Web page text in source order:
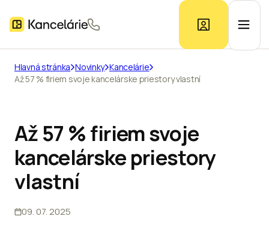
Ponuka kancelárií
Prieskum trhu
Kontakt
Hlavná stránka Novinky Kancelárie
Až 57 % firiem svoje kancelárske priestory vlastní
Až 57 % firiem svoje
kancelárske priestory
vlastní
09. 07. 2025